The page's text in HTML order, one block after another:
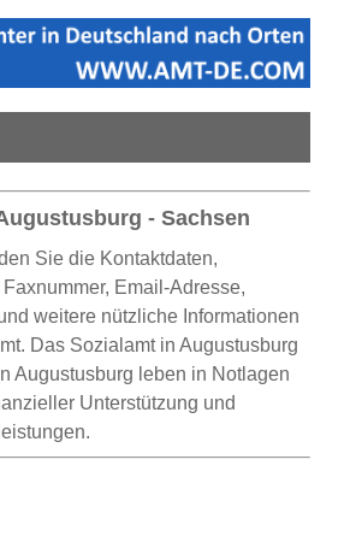
- Sachsen
Sie die Kontaktdaten,
Email-Adresse,
weitere nützliche Informationen
Das Sozialamt in Augustusburg
Augustusburg leben in Notlagen
Unterstützung und